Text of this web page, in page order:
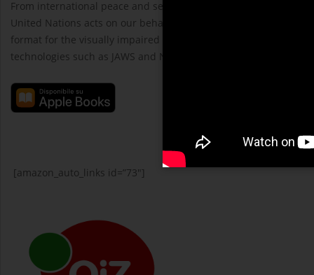
From international peace and security to sustainable
United Nations acts on our behalf around the world. The e-
format for the visually impaired and people with print reading
technologies such as JAWS and NVDA.
[amazon_auto_links id=”73″]